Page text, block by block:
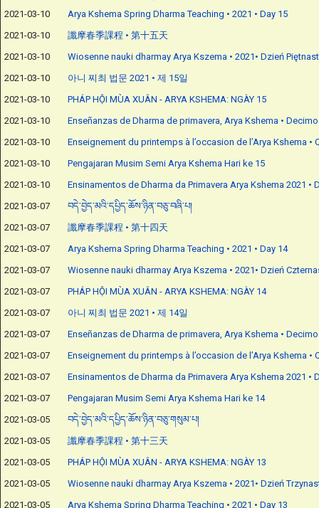
2021-03-10
Arya Kshema Spring Dharma Teaching • 2021 • Day 15
2021-03-10
讖摩春季課程 • 第十五天
2021-03-10
Wiosenne nauki dharmay Arya Kszema • 2021• Dzień
2021-03-10
아니 찌최 법문 2021 • 제 15일
2021-03-10
PHÁP HỘI MÙA XUÂN - ARYA KSHEMA: NGÀY 15
2021-03-10
Enseñanzas de Dharma de primavera, Arya Kshema •
2021-03-10
Enseignement du printemps à l’occasion de l’Arya Kshema •
2021-03-10
Pengajaran Musim Semi Arya Kshema Hari ke 15
2021-03-10
Ensinamentos de Dharma da Primavera Arya Kshema 2021 •
2021-03-07
བདེ་བྱེད་མའི་དཔྱིད་ཆོས་ཉིན་བཅུ་བཞི་པ།
2021-03-07
讖摩春季課程 • 第十四天
2021-03-07
Arya Kshema Spring Dharma Teaching • 2021 • Day 14
2021-03-07
Wiosenne nauki dharmay Arya Kszema • 2021• Dzień
2021-03-07
PHÁP HỘI MÙA XUÂN - ARYA KSHEMA: NGÀY 14
2021-03-07
아니 찌최 법문 2021 • 제 14일
2021-03-07
Enseñanzas de Dharma de primavera, Arya Kshema •
2021-03-07
Enseignement du printemps à l’occasion de l’Arya Kshema •
2021-03-07
Ensinamentos de Dharma da Primavera Arya Kshema 2021 •
2021-03-07
Pengajaran Musim Semi Arya Kshema Hari ke 14
2021-03-05
བདེ་བྱེད་མའི་དཔྱིད་ཆོས་ཉིན་བཅུ་གསུམ་པ།
2021-03-05
讖摩春季課程 • 第十三天
2021-03-05
PHÁP HỘI MÙA XUÂN - ARYA KSHEMA: NGÀY 13
2021-03-05
Wiosenne nauki dharmay Arya Kszema • 2021• Dzień
2021-03-05
Arya Kshema Spring Dharma Teaching • 2021 • Day 13